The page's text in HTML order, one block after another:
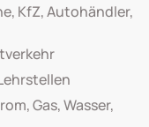
KfZ, Autohändler,
Gas, Wasser,